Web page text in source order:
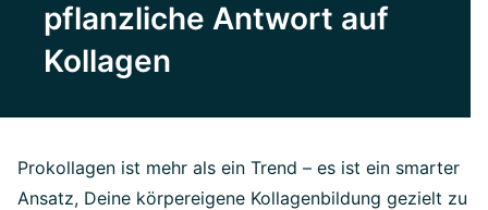
pflanzliche Antwort auf
Kollagen
Prokollagen ist mehr als ein Trend – es ist ein smarter
Ansatz, Deine körpereigene Kollagenbildung gezielt zu